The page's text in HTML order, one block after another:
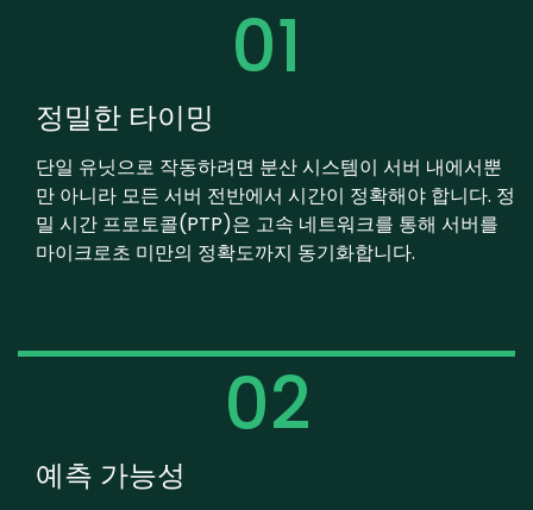
01
정밀한 타이밍
단일 유닛으로 작동하려면 분산 시스템이 서버 내에서뿐
만 아니라 모든 서버 전반에서 시간이 정확해야 합니다. 정
밀 시간 프로토콜(PTP)은 고속 네트워크를 통해 서버를
마이크로초 미만의 정확도까지 동기화합니다.
02
예측 가능성